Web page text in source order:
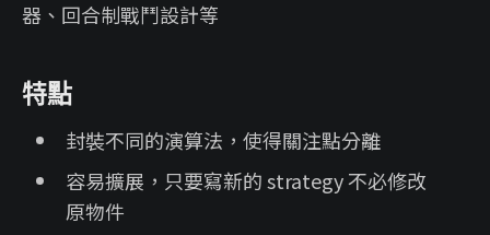
器、回合制戰鬥設計等
特點
封裝不同的演算法，使得關注點分離
容易擴展，只要寫新的 strategy 不必修改
原物件